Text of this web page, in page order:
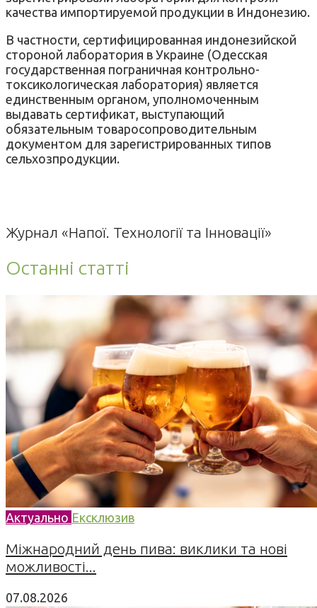
качества импортируемой продукции в Индонезию.
В частности, сертифицированная индонезийской
стороной лаборатория в Украине (Одесская
государственная пограничная контрольно-
токсикологическая лаборатория) является
единственным органом, уполномоченным
выдавать сертификат, выступающий
обязательным товаросопроводительным
документом для зарегистрированных типов
сельхозпродукции.
Журнал «Напої. Технології та Інновації»
Останні статті
Актуально Ексклюзив
Міжнародний день пива: виклики та нові
можливості...
07.08.2026